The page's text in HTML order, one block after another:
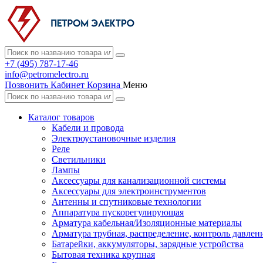
+7 (495) 787-17-46
info@petromelectro.ru
Позвонить Кабинет Корзина Меню
Каталог товаров
Кабели и провода
Электроустановочные изделия
Реле
Светильники
Лампы
Аксессуары для канализационной системы
Аксессуары для электроинструментов
Антенны и спутниковые технологии
Аппаратура пускорегулирующая
Арматура кабельная/Изоляционные материалы
Арматура трубная, распределение, контроль
Батарейки, аккумуляторы, зарядные устройства
Бытовая техника крупная